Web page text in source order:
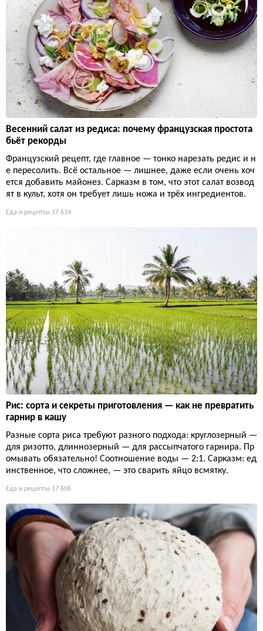
Весенний салат из редиса: почему французская простота
бьёт рекорды
Французский рецепт, где главное — тонко нарезать редис и н
е пересолить. Всё остальное — лишнее, даже если очень хоч
ется добавить майонез. Сарказм в том, что этот салат возвод
ят в культ, хотя он требует лишь ножа и трёх ингредиентов.
Еда и рецепты 17 614
Рис: сорта и секреты приготовления — как не превратить
гарнир в кашу
Разные сорта риса требуют разного подхода: круглозерный —
для ризотто, длиннозерный — для рассыпчатого гарнира. Пр
омывать обязательно! Соотношение воды — 2:1. Сарказм: ед
инственное, что сложнее, — это сварить яйцо всмятку.
Еда и рецепты 17 606